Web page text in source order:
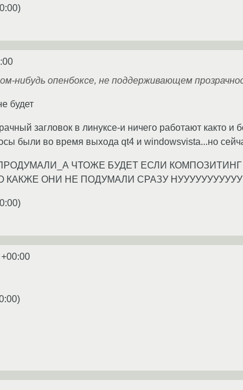
)
нибудь опенбоксе, не поддерживающем
будет
загловок в линуксе-и ничего работают както и
были во время выхода qt4 и windowsvista...но
ЧТОЖЕ БУДЕТ ЕСЛИ
КАКЖЕ ОНИ НЕ ПОДУМАЛИ СРАЗУ
)
)